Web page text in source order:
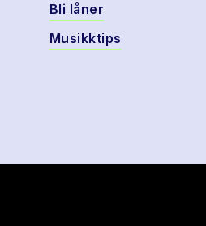
Bli låner
Musikktips